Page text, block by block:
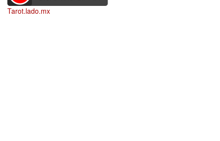
Tarot.lado.mx